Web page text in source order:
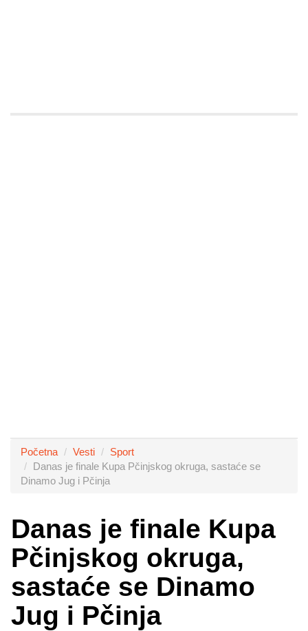
Početna Vesti
Sport
Danas je finale Kupa Pčinjskog okruga, sastaće se
Dinamo Jug i Pčinja
Danas je finale Kupa
Pčinjskog okruga,
sastaće se Dinamo
Jug i Pčinja